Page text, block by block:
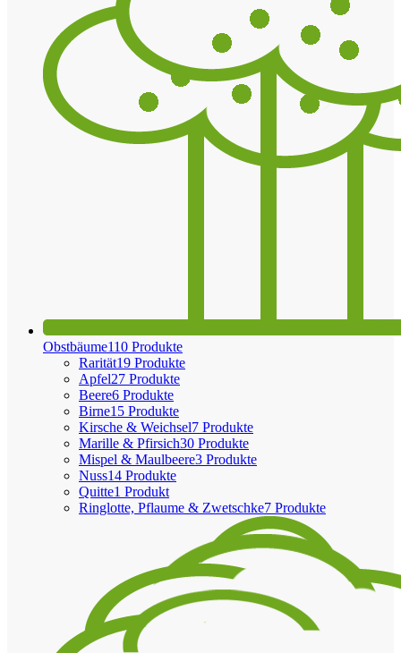
Obstbäume110 Produkte
Rarität19 Produkte
Apfel27 Produkte
Beere6 Produkte
Birne15 Produkte
Kirsche & Weichsel7 Produkte
Marille & Pfirsich30 Produkte
Mispel & Maulbeere3 Produkte
Nuss14 Produkte
Quitte1 Produkt
Ringlotte, Pflaume & Zwetschke7 Produkte